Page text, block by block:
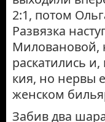
2:1, потом
Развязка
Миловановой,
раскатились
кия, но нервы
женском
Забив два